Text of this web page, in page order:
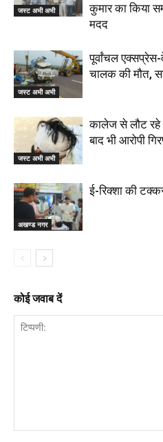
जस्ट अभी अभी
कुमार का किया
मदद
जस्ट अभी अभी
पूर्वांचल
चालक की मौत,
जस्ट अभी अभी
कालेज से लौट रहे
बाद भी आरोपी
अखण्ड नगर
ई-रिक्शा की
कोई जवाब दें